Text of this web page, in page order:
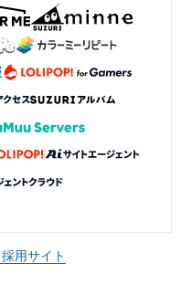
採用サイト